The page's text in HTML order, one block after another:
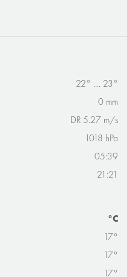
22° .... 23°
0 mm
DR 5.27 m/s
1018 hPa
05:39
21:21
°C
17°
17°
17°